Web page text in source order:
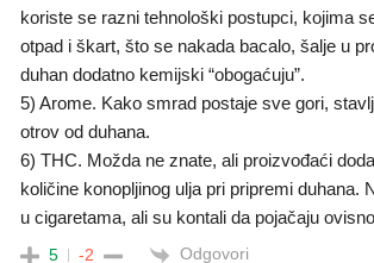
koriste se razni tehnološki postupci, kojima
otpad i škart, što se nakada bacalo, šalje u
duhan dodatno kemijski “obogaćuju”.
5) Arome. Kako smrad postaje sve gori,
otrov od duhana.
6) THC. Možda ne znate, ali proizvođaći
količine konopljinog ulja pri pripremi duhana.
u cigaretama, ali su kontali da pojačaju
5 -2 Odgovori